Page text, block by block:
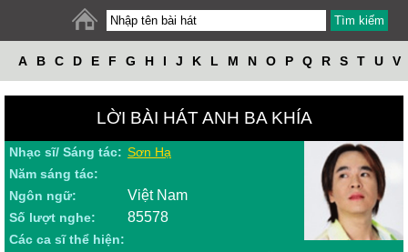
A B C D E F G H I J K L M N O P Q R S T U V
LỜI BÀI HÁT ANH BA KHÍA
Nhạc sĩ/ Sáng tác: Sơn Hạ
Năm sáng tác:
Ngôn ngữ:
Việt Nam
Số lượt nghe: 85578
Các ca sĩ thể hiện: